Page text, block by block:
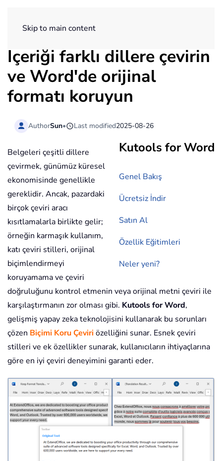
Skip to main content
İçeriği farklı dillere çevirin
ve Word'de orijinal
formatı koruyun
AuthorSun• Last modified2025-08-26
Kutools for Word
Genel Bakış
Ücretsiz İndir
Satın Al
Özellik Eğitimleri
Neler yeni?
Belgeleri çeşitli dillere
çevirmek, günümüz küresel
ekonomisinde genellikle
gereklidir. Ancak, pazardaki
birçok çeviri aracı
kısıtlamalarla birlikte gelir;
örneğin karmaşık kullanım,
katı çeviri stilleri, orijinal
biçimlendirmeyi
koruyamama ve çeviri
doğruluğunu kontrol etmenin veya orijinal metni çeviri ile
karşılaştırmanın zor olması gibi. Kutools for Word,
gelişmiş yapay zeka teknolojisini kullanarak bu sorunları
çözen Biçimi Koru Çeviri özelliğini sunar. Esnek çeviri
stilleri ve ek özellikler sunarak, kullanıcıların ihtiyaçlarına
göre en iyi çeviri deneyimini garanti eder.